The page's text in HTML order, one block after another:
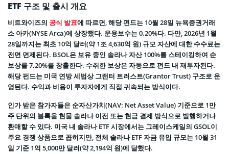
ETF 구조 및 출시 개요
비트와이즈의 공식 발표에 따르면, 해당 펀드는 10월 28일 뉴욕증권거래
소 아카(NYSE Arca)에 상장했다. 운용보수는 0.20%다. 다만, 2026년 1월
28일까지는 최초 10억 달러(약 1조 4,630억 원) 규모 자산에 대한 수수료는
전면 면제된다. BSOL은 보유 중인 솔라나 자산 100%를 스테이킹하여 순
보상률 7.20%를 창출한다. 수취한 보상은 자동으로 펀드 내 재투자된다.
해당 펀드는 미국 연방 세법상 그랜터 트러스트(Grantor Trust) 구조로 운
영된다. 수익과 비용이 투자자에게 직접 귀속되는 방식이다.
인가 받은 참가자들은 순자산가치(NAV: Net Asset Value) 기준으로 1만
주 단위의 블록을 현물 솔라나 이전 또는 현금 결제 방식으로 발행하거나
환매할 수 있다. 미국 내 솔라나 ETF 시장에서는 그레이스케일의 GSOL이
주요 경쟁 상품으로 꼽히지만, 전체 솔라나 ETF 자금 유입 규모는 10월 31
일 기준 1억 5,000만 달러(약 2,194억 원)에 달했다.